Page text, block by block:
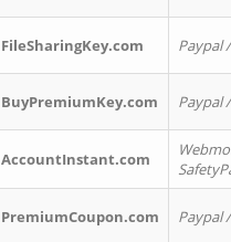
FileSharingKey.com Paypal
BuyPremiumKey.com Paypal
AccountInstant.com
PremiumCoupon.com Paypal